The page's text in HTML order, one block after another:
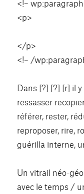
<!–
<p>
</p>
<!– /
Dans [?] [?] [r] il
ressasser
référer, rester,
reproposer, rire,
guérilla interne,
Un vitrail néo-
avec le temps /